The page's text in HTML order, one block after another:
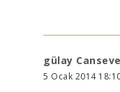
gülay
5 Ocak 2014